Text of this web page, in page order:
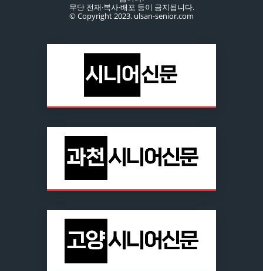
무단 전재·복사·배포 등이 금지됩니다.
© Copyright 2023. ulsan-senior.com